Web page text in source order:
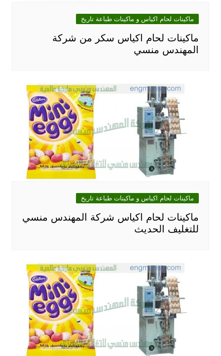
ماكينات لحام اكياس و ماكينات طباعة تاريخ
ماكينات لحام اكياس سكر من شركة
المهندس منسي
ماكينات لحام اكياس و ماكينات طباعة تاريخ
ماكينات لحام اكياس شركة المهندس منسي
للتغليف الحديث